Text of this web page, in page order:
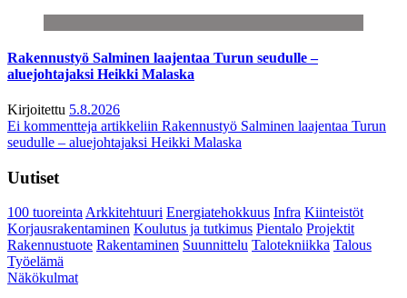
Rakennustyö Salminen laajentaa Turun seudulle –
aluejohtajaksi Heikki Malaska
Kirjoitettu 5.8.2026
Ei kommentteja artikkeliin Rakennustyö Salminen laajentaa Turun
seudulle – aluejohtajaksi Heikki Malaska
Uutiset
100 tuoreintaArkkitehtuuri Energiatehokkuus Infra Kiinteistöt
Korjausrakentaminen Koulutus ja tutkimus Pientalo Projektit
Rakennustuote Rakentaminen Suunnittelu Talotekniikka Talous
Työelämä
Näkökulmat